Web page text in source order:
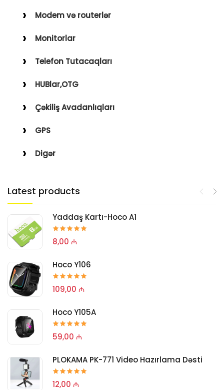
Modem və routerlər
Monitorlar
Telefon Tutacaqları
HUBlar,OTG
Çəkiliş Avadanlıqları
GPS
Digər
Latest products
Yaddaş Kartı-Hoco A1
8,00 ₼
Hoco Y106
109,00 ₼
Hoco Y105A
59,00 ₼
PLOKAMA PK-771 Video Hazırlama Dəsti
12,00 ₼